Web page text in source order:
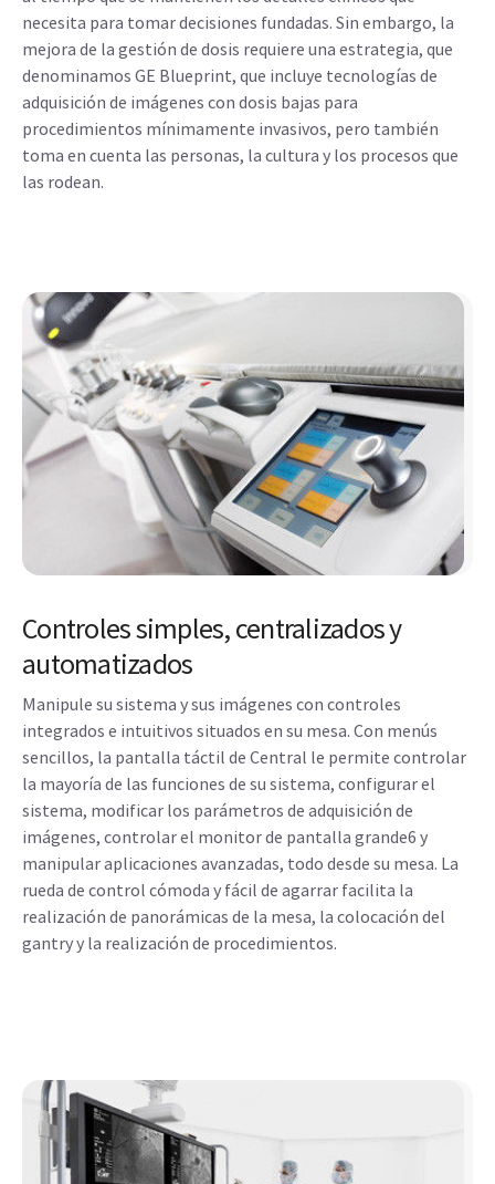
necesita para tomar decisiones fundadas. Sin embargo, la
mejora de la gestión de dosis requiere una estrategia, que
denominamos GE Blueprint, que incluye tecnologías de
adquisición de imágenes con dosis bajas para
procedimientos mínimamente invasivos, pero también
toma en cuenta las personas, la cultura y los procesos que
las rodean.
Controles simples, centralizados y
automatizados
Manipule su sistema y sus imágenes con controles
integrados e intuitivos situados en su mesa. Con menús
sencillos, la pantalla táctil de Central le permite controlar
la mayoría de las funciones de su sistema, configurar el
sistema, modificar los parámetros de adquisición de
imágenes, controlar el monitor de pantalla grande6 y
manipular aplicaciones avanzadas, todo desde su mesa. La
rueda de control cómoda y fácil de agarrar facilita la
realización de panorámicas de la mesa, la colocación del
gantry y la realización de procedimientos.